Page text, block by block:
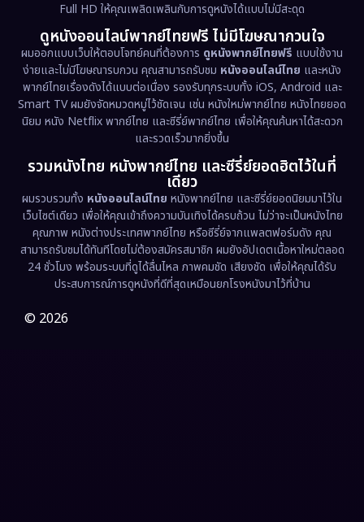
Dystopian (17)
Emotional (61)
Epic มหากาพย์ (227)
Erotic (36)
Family ครอบครัว (375)
Fantasy จินตนาการ (338)
Fiction (9)
Film (57)
Gothic
Full HD ให้คุณเพลิดเพลินกับการดูหนังได้แบบไม่มีสะดุด
ดูหนังออนไลน์พากย์ไทยฟรี ไม่มีโฆษณากวนใจ
ผมออกแบบเว็บให้ตอบโจทย์คนที่ต้องการ ดูหนังพากย์ไทยฟรี แบบใช้งาน
ง่ายและไม่มีโฆษณารบกวน คุณสามารถรับชม หนังออนไลน์ไทย และหนัง
พากย์ไทยเรื่องดังได้แบบต่อเนื่อง รองรับทุกระบบทั้ง iOS, Android และ
Smart TV ผมยังจัดหมวดหมู่ไว้ชัดเจน เช่น หนังใหม่พากย์ไทย หนังไทยยอด
นิยม หนัง Netflix พากย์ไทย และซีรี่ย์พากย์ไทย เพื่อให้คุณค้นหาได้สะดวก
และรวดเร็วมากยิ่งขึ้น
รวมหนังไทย หนังพากย์ไทย และซีรี่ย์ยอดฮิตไว้ในที่
เดียว
ผมรวบรวมทั้ง หนังออนไลน์ไทย หนังพากย์ไทย และซีรี่ย์ยอดนิยมมาไว้ใน
เว็บไซต์เดียว เพื่อให้คุณเข้าถึงความบันเทิงได้ครบถ้วน ไม่ว่าจะเป็นหนังไทย
คุณภาพ หนังต่างประเทศพากย์ไทย หรือซีรี่ย์จากแพลตฟอร์มดัง คุณ
สามารถรับชมได้ทันทีโดยไม่ต้องสมัครสมาชิก ผมยังอัปเดตเนื้อหาใหม่ตลอด
24 ชั่วโมง พร้อมระบบที่ดูได้ลื่นไหล ภาพคมชัด เสียงชัด เพื่อให้คุณได้รับ
ประสบการณ์การดูหนังที่ดีที่สุดเหมือนยกโรงหนังมาไว้ที่บ้าน
© 2026